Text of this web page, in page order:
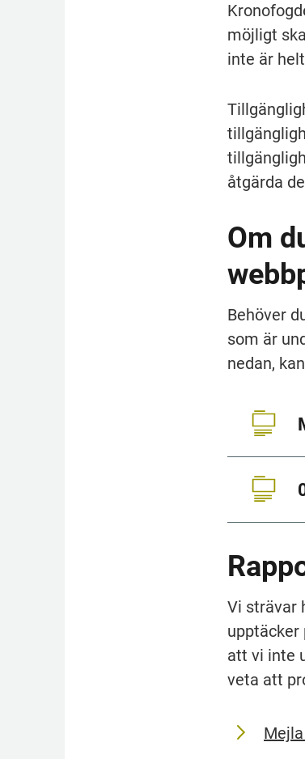
möjligt
inte är
åtgärda
Om
Behöver
som är
nedan,
Vi strävar
upptäcker
att vi inte
veta att